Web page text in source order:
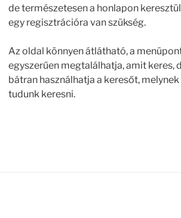
de természetesen a honlapon
egy regisztrációra van szükség.
Az oldal könnyen átlátható, a
egyszerűen megtalálhatja, amit keres,
bátran használhatja a keresőt,
tudunk keresni.